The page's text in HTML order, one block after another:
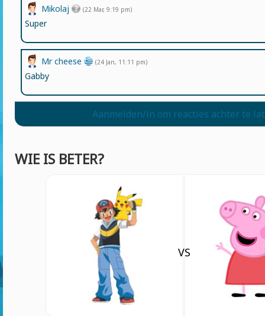
Mr cheese (24 Jan, 11:11 pm)
Gabby
Mikolaj (22 Mar, 9:19 pm)
Super
Aanmelden/in om reacties achter te
WIE IS BETER?
VS